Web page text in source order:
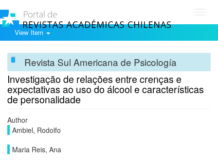
View Item
Revista Sul Americana de Psicología
Investigação de relações entre crenças e
expectativas ao uso do álcool e características
de personalidade
Author
Ambiel, Rodolfo
Maria Reis, Ana